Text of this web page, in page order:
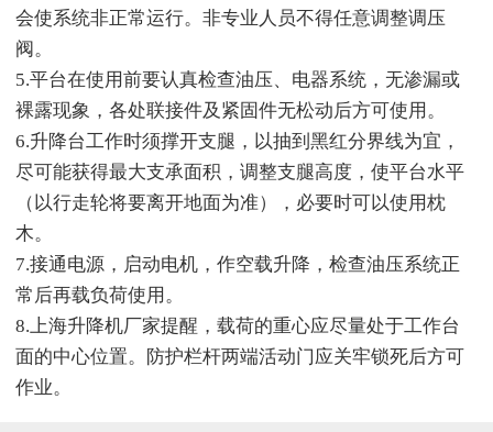
会使系统非正常运行。非专业人员不得任意调整调压
阀。
5.平台在使用前要认真检查油压、电器系统，无渗漏或
裸露现象，各处联接件及紧固件无松动后方可使用。
6.升降台工作时须撑开支腿，以抽到黑红分界线为宜，
尽可能获得最大支承面积，调整支腿高度，使平台水平
（以行走轮将要离开地面为准），必要时可以使用枕
木。
7.接通电源，启动电机，作空载升降，检查油压系统正
常后再载负荷使用。
8.上海升降机厂家提醒，载荷的重心应尽量处于工作台
面的中心位置。防护栏杆两端活动门应关牢锁死后方可
作业。